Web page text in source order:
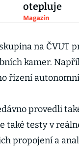
otepluje
Magazín
na ČVUT
kamer.
řízení
provedli
také testy v
propojení a